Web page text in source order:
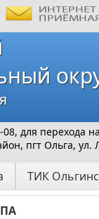
08, для перехода
пгт Ольга, ул.
ТИК